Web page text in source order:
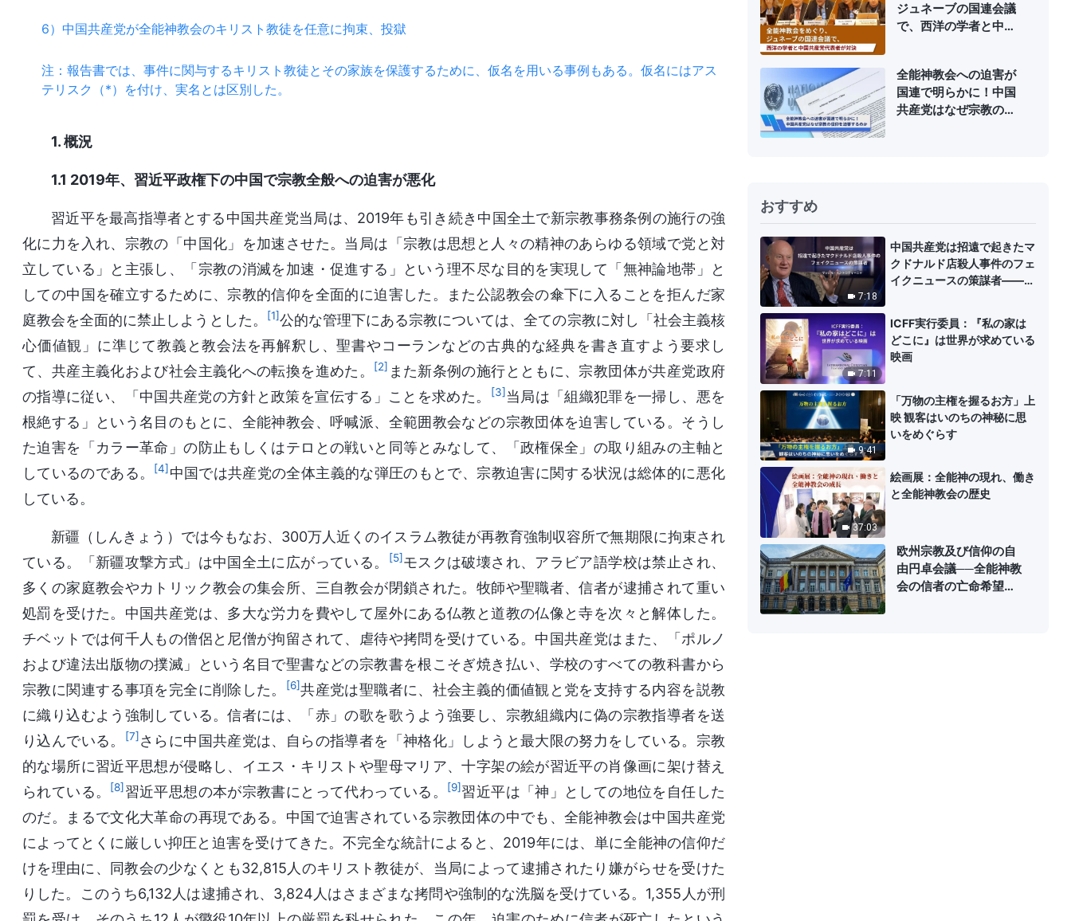
6）中国共産党が全能神教会のキリスト教徒を任意に拘束、投獄
注：報告書では、事件に関与するキリスト教徒とその家族を保護するために、仮名を用いる事例もある。仮名にはアス
テリスク（*）を付け、実名とは区別した。
1. 概況
1.1 2019年、習近平政権下の中国で宗教全般への迫害が悪化
習近平を最高指導者とする中国共産党当局は、2019年も引き続き中国全土で新宗教事務条例の施行の強
化に力を入れ、宗教の「中国化」を加速させた。当局は「宗教は思想と人々の精神のあらゆる領域で党と対
立している」と主張し、「宗教の消滅を加速・促進する」という理不尽な目的を実現して「無神論地帯」と
しての中国を確立するために、宗教的信仰を全面的に迫害した。また公認教会の傘下に入ることを拒んだ家
庭教会を全面的に禁止しようとした。
[1]公的な管理下にある宗教については、全ての宗教に対し「社会主義核
心価値観」に準じて教義と教会法を再解釈し、聖書やコーランなどの古典的な経典を書き直すよう要求し
て、共産主義化および社会主義化への転換を進めた。
[2] また新条例の施行とともに、宗教団体が共産党政府
の指導に従い、「中国共産党の方針と政策を宣伝する」ことを求めた。
[3]当局は「組織犯罪を一掃し、悪を
根絶する」という名目のもとに、全能神教会、呼喊派、全範囲教会などの宗教団体を迫害している。そうし
た迫害を「カラー革命」の防止もしくはテロとの戦いと同等とみなして、「政権保全」の取り組みの主軸と
しているのである。
[4] 中国では共産党の全体主義的な弾圧のもとで、宗教迫害に関する状況は総体的に悪化
している。
新疆（しんきょう）では今もなお、300万人近くのイスラム教徒が再教育強制収容所で無期限に拘束され
ている。「新疆攻撃方式」は中国全土に広がっている。
[5]モスクは破壊され、アラビア語学校は禁止され、
多くの家庭教会やカトリック教会の集会所、三自教会が閉鎖された。牧師や聖職者、信者が逮捕されて重い
処罰を受けた。中国共産党は、多大な労力を費やして屋外にある仏教と道教の仏像と寺を次々と解体した。
チベットでは何千人もの僧侶と尼僧が拘留されて、虐待や拷問を受けている。中国共産党はまた、「ポルノ
および違法出版物の撲滅」という名目で聖書などの宗教書を根こそぎ焼き払い、学校のすべての教科書から
宗教に関連する事項を完全に削除した。
[6]共産党は聖職者に、社会主義的価値観と党を支持する内容を説教
に織り込むよう強制している。信者には、「赤」の歌を歌うよう強要し、宗教組織内に偽の宗教指導者を送
り込んでいる。
[7] さらに中国共産党は、自らの指導者を「神格化」しようと最大限の努力をしている。宗教
的な場所に習近平思想が侵略し、イエス・キリストや聖母マリア、十字架の絵が習近平の肖像画に架け替え
られている。
[8] 習近平思想の本が宗教書にとって代わっている。 [9]習近平は「神」としての地位を自任した
のだ。まるで文化大革命の再現である。中国で迫害されている宗教団体の中でも、全能神教会は中国共産党
によってとくに厳しい抑圧と迫害を受けてきた。不完全な統計によると、2019年には、単に全能神の信仰だ
けを理由に、同教会の少なくとも32,815人のキリスト教徒が、当局によって逮捕されたり嫌がらせを受けた
りした。このうち6,132人は逮捕され、3,824人はさまざまな拷問や強制的な洗脳を受けている。1,355人が刑
ジュネーブの国連会議
で、西洋の学者と中国
全能神教会への迫害が
国連で明らかに！中国
共産党はなぜ宗教の信
おすすめ
7:18
中国共産党は招遠で起きたマ
クドナルド店殺人事件のフェ
イクニュースの策謀者——マ
7:11
ICFF実行委員：『私の家は
どこに』は世界が求めている
映画
9:41
「万物の主権を握るお方」上
映 観客はいのちの神秘に思
いをめぐらす
37:03
絵画展：全能神の現れ、働き
と全能神教会の歴史
欧州宗教及び信仰の自
由円卓会議──全能神教
会の信者の亡命希望者